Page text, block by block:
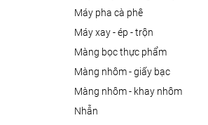
máy pha cà phê
máy xay - ép - trộn
màng bọc thực phẩm
màng nhôm - giấy bạc
màng nhôm - khay nhôm
nhẫn